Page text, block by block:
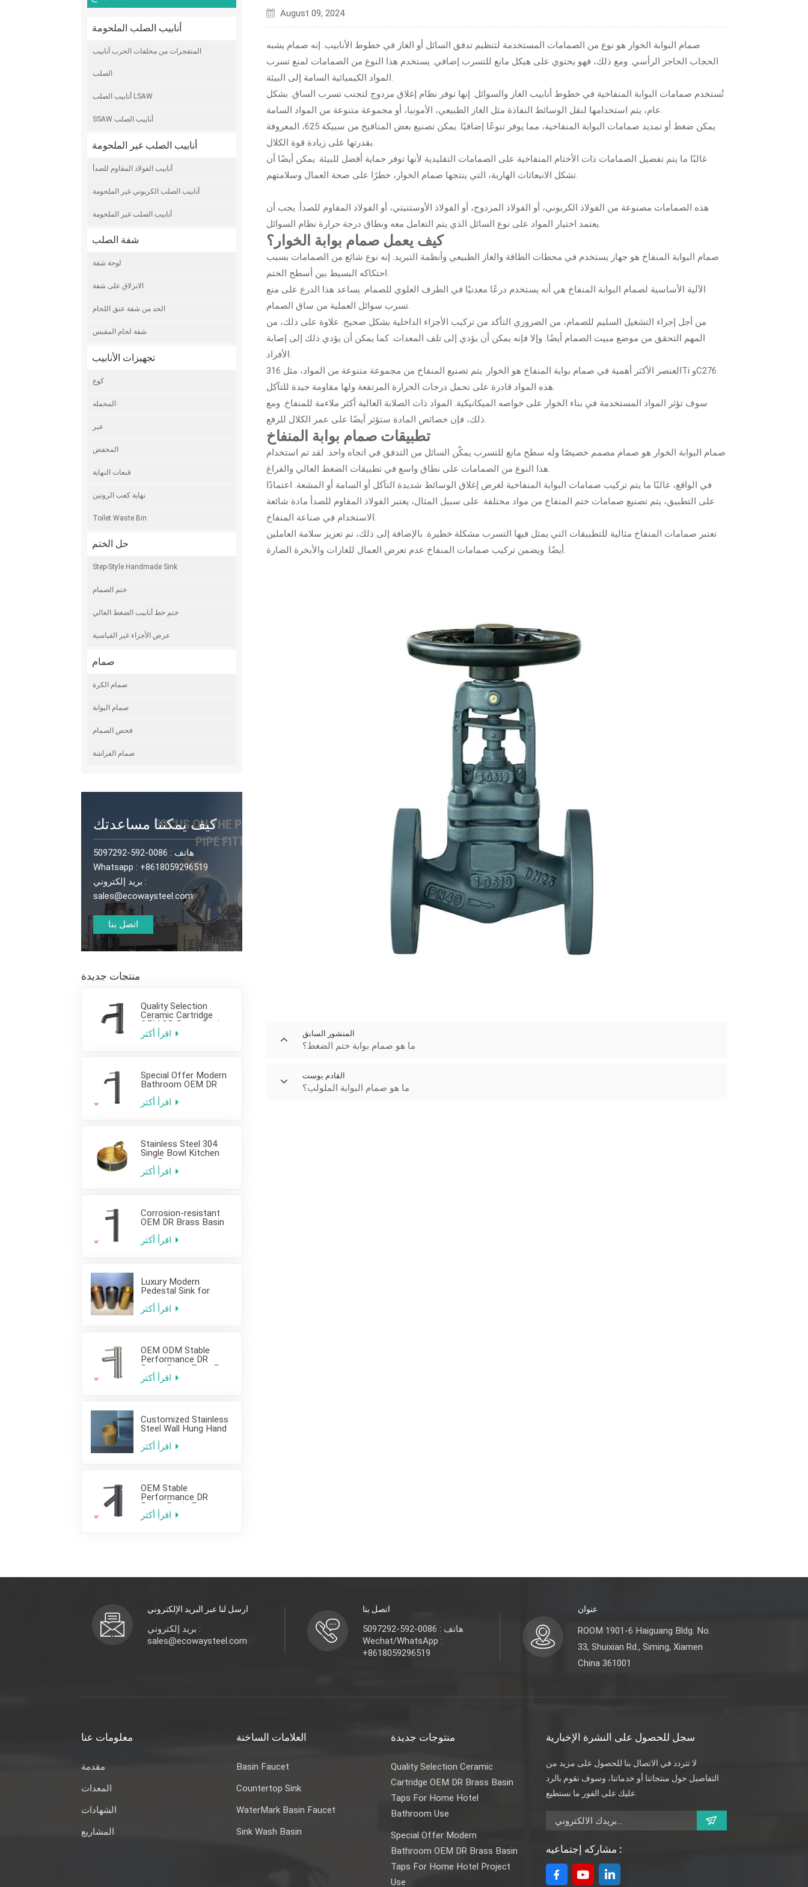
أنابيب الصلب الملحومة
المتفجرات من مخلفات الحرب أنابيب
الصلب
أنابيب الصلب LSAW
SSAW أنابيب الصلب
أنابيب الصلب غير الملحومة
أنابيب الفولاذ المقاوم للصدأ
أنابيب الصلب الكربوني غير الملحومة
أنابيب الصلب غير الملحومة
شفة الصلب
لوحة شفة
الانزلاق على شفة
الحد من شفة عنق اللحام
شفة لحام المقبس
تجهيزات الأنابيب
كوع
المحمله
عبر
المخفض
قبعات النهاية
نهاية كعب الروتين
Toilet Waste Bin
حل الختم
Step-Style Handmade Sink
ختم الصمام
ختم خط أنابيب الضغط العالي
عرض الأجزاء غير القياسية
صمام
صمام الكرة
صمام البوابة
فحص الصمام
صمام الفراشة
كيف يمكننا مساعدتك
هاتف : 0086-592-5097292
Whatsapp : +8618059296519
بريد إلكتروني :
sales@ecowaysteel.com
اتصل بنا
منتجات جديدة
Quality Selection
Ceramic Cartridge
OEM DR Brass Basin
Taps For Home Hotel
Bathroom Use
Special Offer Modern
Bathroom OEM DR
Home Hotel Project
Use
Stainless Steel 304
Single Bowl Kitchen
and Bathroom
Countertop Sink
Corrosion-resistant
OEM DR Brass Basin
Project Use
Luxury Modern
Pedestal Sink for
OEM ODM Stable
Performance DR
Brass Basin Taps For
Home Hotel Project
Customized Stainless
Steel Wall Hung Hand
Bathroom
OEM Stable
Performance DR
Brass Basin Faucet
For Home Hotel Grade
August 09, 2024
صمام البوابة الخوار هو نوع من الصمامات المستخدمة لتنظيم تدفق السائل أو الغاز في خطوط الأنابيب. إنه صمام يشبه
الحجاب الحاجز الرأسي. ومع ذلك، فهو يحتوي على هيكل مانع للتسرب إضافي. يستخدم هذا النوع من الصمامات لمنع تسرب
تُستخدم صمامات البوابة المنفاخية في خطوط أنابيب الغاز والسوائل. إنها توفر نظام إغلاق مزدوج لتجنب تسرب الساق. بشكل
يمكن ضغط أو تمديد صمامات البوابة المنفاخية، مما يوفر تنوعًا إضافيًا. يمكن تصنيع بعض المنافيخ من سبيكة 625، المعروفة
غالبًا ما يتم تفضيل الصمامات ذات الأختام المنفاخية على الصمامات التقليدية لأنها توفر حماية أفضل للبيئة. يمكن أيضًا أن
تشكل الانبعاثات الهاربة، التي ينتجها صمام الخوار، خطرًا على صحة العمال وسلامتهم.
هذه الصمامات مصنوعة من الفولاذ الكربوني، أو الفولاذ المزدوج، أو الفولاذ الأوستنيتي، أو الفولاذ المقاوم للصدأ. يجب أن
كيف يعمل صمام بوابة الخوار؟
صمام البوابة المنفاخ هو جهاز يستخدم في محطات الطاقة والغاز الطبيعي وأنظمة التبريد. إنه نوع شائع من الصمامات بسبب
الآلية الأساسية لصمام البوابة المنفاخ هي أنه يستخدم درعًا معدنيًا في الطرف العلوي للصمام. يساعد هذا الدرع على منع
تسرب سوائل العملية من ساق الصمام.
من أجل إجراء التشغيل السليم للصمام، من الضروري التأكد من تركيب الأجزاء الداخلية بشكل صحيح. علاوة على ذلك، من
المهم التحقق من موضع مبيت الصمام أيضًا. وإلا فإنه يمكن أن يؤدي إلى تلف المعدات. كما يمكن أن يؤدي ذلك إلى إصابة
العنصر الأكثر أهمية في صمام بوابة المنفاخ هو الخوار. يتم تصنيع المنفاخ من مجموعة متنوعة من المواد، مثل 316Ti وC276.
سوف تؤثر المواد المستخدمة في بناء الخوار على خواصه الميكانيكية. المواد ذات الصلابة العالية أكثر ملاءمة للمنفاخ. ومع
تطبيقات صمام بوابة المنفاخ
صمام البوابة الخوار هو صمام مصمم خصيصًا وله سطح مانع للتسرب يمكّن السائل من التدفق في اتجاه واحد. لقد تم استخدام
في الواقع، غالبًا ما يتم تركيب صمامات البوابة المنفاخية لغرض إغلاق الوسائط شديدة التآكل أو السامة أو المشعة. اعتمادًا
على التطبيق، يتم تصنيع صمامات ختم المنفاخ من مواد مختلفة. على سبيل المثال، يعتبر الفولاذ المقاوم للصدأ مادة شائعة
تعتبر صمامات المنفاخ مثالية للتطبيقات التي يمثل فيها التسرب مشكلة خطيرة. بالإضافة إلى ذلك، تم تعزيز سلامة العاملين
المنشور السابق
ما هو صمام بوابة ختم الضغط؟
القادم بوست
ما هو صمام البوابة الملولب؟
ارسل لنا عبر البريد الإلكتروني
بريد إلكتروني :
sales@ecowaysteel.com
اتصل بنا
هاتف : 0086-592-5097292
Wechat/WhatsApp :
+8618059296519
عنوان
ROOM 1901-6 Haiguang Bldg. No.
33, Shuixian Rd., Siming, Xiamen
China 361001
معلومات عنا
مقدمة
المعدات
الشهادات
المشاريع
العلامات الساخنة
Basin Faucet
Countertop Sink
WaterMark Basin Faucet
Sink Wash Basin
منتوجات جديدة
Quality Selection Ceramic
Cartridge OEM DR Brass Basin
Taps For Home Hotel
Bathroom Use
Special Offer Modern
Bathroom OEM DR Brass Basin
Taps For Home Hotel Project
Use
سجل للحصول على النشرة الإخبارية
لا تتردد في الاتصال بنا للحصول على مزيد من
التفاصيل حول منتجاتنا أو خدماتنا، وسوف نقوم بالرد
عليك على الفور ما نستطيع.
مشاركه إجتماعيه :